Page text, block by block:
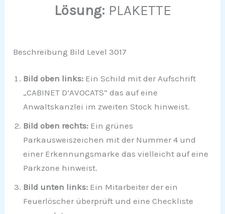
Lösung: PLAKETTE
Beschreibung Bild Level 3017
Bild oben links: Ein Schild mit der Aufschrift
„CABINET D’AVOCATS“ das auf eine
Anwaltskanzlei im zweiten Stock hinweist.
Bild oben rechts: Ein grünes
Parkausweiszeichen mit der Nummer 4 und
einer Erkennungsmarke das vielleicht auf eine
Parkzone hinweist.
Bild unten links: Ein Mitarbeiter der ein
Feuerlöscher überprüft und eine Checkliste